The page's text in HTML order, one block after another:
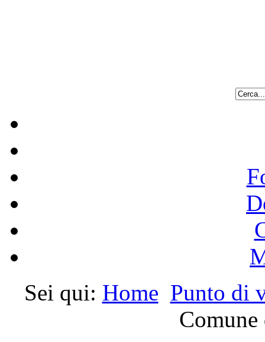
Sei qui: Home Punto di
Comune